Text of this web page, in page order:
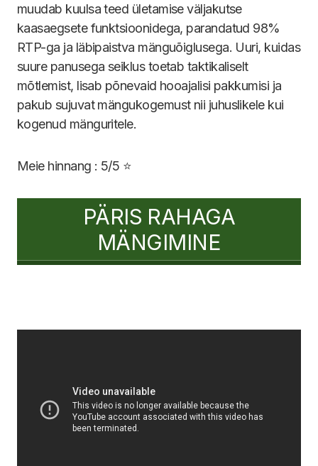
muudab kuulsa teed ületamise väljakutse
kaasaegsete funktsioonidega, parandatud 98%
RTP-ga ja läbipaistva mänguõiglusega. Uuri, kuidas
suure panusega seiklus toetab taktikaliselt
mõtlemist, lisab põnevaid hooajalisi pakkumisi ja
pakub sujuvat mängukogemust nii juhuslikele kui
kogenud mänguritele.
Meie hinnang : 5/5 ⭐
PÄRIS RAHAGA
MÄNGIMINE